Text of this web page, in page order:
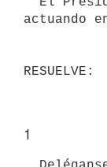
actuando
1